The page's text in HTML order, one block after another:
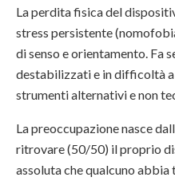
La perdita fisica del
stress persistente
di senso e orientamento. Fa
destabilizzati e in difficoltà
strumenti alternativi e non
La preoccupazione nasce
ritrovare (50/50) il proprio
assoluta che qualcuno